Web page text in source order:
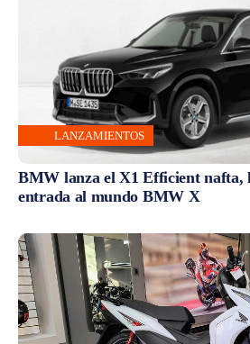
LANZAMIENTOS
BMW lanza el X1 Efficient nafta,
entrada al mundo BMW X